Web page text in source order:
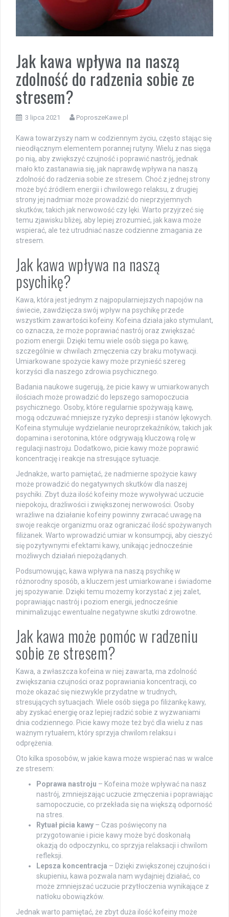
Jak kawa wpływa na naszą
zdolność do radzenia sobie ze
stresem?
3 lipca 2021 PoproszeKawe.pl
Kawa towarzyszy nam w codziennym życiu, często stając się
nieodłącznym elementem porannej rutyny. Wielu z nas sięga
po nią, aby zwiększyć czujność i poprawić nastrój, jednak
mało kto zastanawia się, jak naprawdę wpływa na naszą
zdolność do radzenia sobie ze stresem. Choć z jednej strony
może być źródłem energii i chwilowego relaksu, z drugiej
strony jej nadmiar może prowadzić do nieprzyjemnych
skutków, takich jak nerwowość czy lęki. Warto przyjrzeć się
temu zjawisku bliżej, aby lepiej zrozumieć, jak kawa może
wspierać, ale też utrudniać nasze codzienne zmagania ze
stresem.
Jak kawa wpływa na naszą
psychikę?
Kawa, która jest jednym z najpopularniejszych napojów na
świecie, zawdzięcza swój wpływ na psychikę przede
wszystkim zawartości kofeiny. Kofeina działa jako stymulant,
co oznacza, że może poprawiać nastrój oraz zwiększać
poziom energii. Dzięki temu wiele osób sięga po kawę,
szczególnie w chwilach zmęczenia czy braku motywacji.
Umiarkowane spożycie kawy może przynieść szereg
korzyści dla naszego zdrowia psychicznego.
Badania naukowe sugerują, że picie kawy w umiarkowanych
ilościach może prowadzić do lepszego samopoczucia
psychicznego. Osoby, które regularnie spożywają kawę,
mogą odczuwać mniejsze ryzyko depresji i stanów lękowych.
Kofeina stymuluje wydzielanie neuroprzekaźników, takich jak
dopamina i serotonina, które odgrywają kluczową rolę w
regulacji nastroju. Dodatkowo, picie kawy może poprawić
koncentrację i reakcje na stresujące sytuacje.
Jednakże, warto pamiętać, że nadmierne spożycie kawy
może prowadzić do negatywnych skutków dla naszej
psychiki. Zbyt duża ilość kofeiny może wywoływać uczucie
niepokoju, drażliwości i zwiększonej nerwowości. Osoby
wrażliwe na działanie kofeiny powinny zwracać uwagę na
swoje reakcje organizmu oraz ograniczać ilość spożywanych
filiżanek. Warto wprowadzić umiar w konsumpcji, aby cieszyć
się pozytywnymi efektami kawy, unikając jednocześnie
możliwych działań niepożądanych.
Podsumowując, kawa wpływa na naszą psychikę w
różnorodny sposób, a kluczem jest umiarkowane i świadome
jej spożywanie. Dzięki temu możemy korzystać z jej zalet,
poprawiając nastrój i poziom energii, jednocześnie
minimalizując ewentualne negatywne skutki zdrowotne.
Jak kawa może pomóc w radzeniu
sobie ze stresem?
Kawa, a zwłaszcza kofeina w niej zawarta, ma zdolność
zwiększania czujności oraz poprawiania koncentracji, co
może okazać się niezwykle przydatne w trudnych,
stresujących sytuacjach. Wiele osób sięga po filiżankę kawy,
aby zyskać energię oraz lepiej radzić sobie z wyzwaniami
dnia codziennego. Picie kawy może też być dla wielu z nas
ważnym rytuałem, który sprzyja chwilom relaksu i
odprężenia.
Oto kilka sposobów, w jakie kawa może wspierać nas w walce
ze stresem:
Poprawa nastroju – Kofeina może wpływać na nasz
nastrój, zmniejszając uczucie zmęczenia i poprawiając
samopoczucie, co przekłada się na większą odporność
na stres.
Rytuał picia kawy – Czas poświęcony na
przygotowanie i picie kawy może być doskonałą
okazją do odpoczynku, co sprzyja relaksacji i chwilom
refleksji.
Lepsza koncentracja – Dzięki zwiększonej czujności i
skupieniu, kawa pozwala nam wydajniej działać, co
może zmniejszać uczucie przytłoczenia wynikające z
natłoku obowiązków.
Jednak warto pamiętać, że zbyt duża ilość kofeiny może